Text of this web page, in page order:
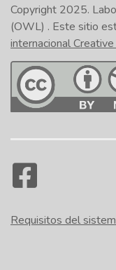
Copyright 2025.
(OWL) . Este sitio
internacional
Requisitos del